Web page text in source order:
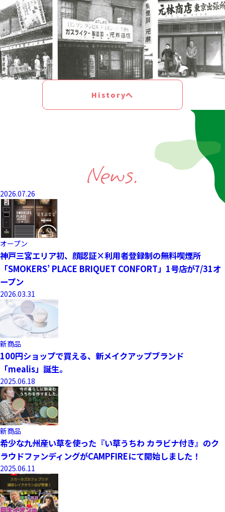
Historyへ
News.
2026.07.26
オープン
神戸三宮エリア初、顔認証×利用者登録制の無料喫煙所
「SMOKERS’ PLACE BRIQUET CONFORT」1号店が7/31オ
ープン
2026.03.31
新商品
100円ショップで買える、新メイクアップブランド
「mealis」誕生。
2025.06.18
新商品
希少な九州産い草を使った『い草うちわ カラビナ付き』のク
ラウドファンディングがCAMPFIREにて開始しました！
2025.06.11